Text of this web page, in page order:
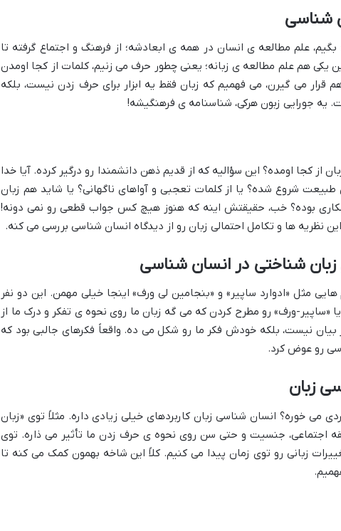
شناسی
علم مطالعه ی انسان در همه ی ابعادشه؛ از فرهنگ و اجتماع گرفته تا
یکی هم علم مطالعه ی زبانه؛ یعنی چطور حرف می زنیم، کلمات از کجا اومدن
قرار می گیرن، می فهمیم که زبان فقط یه ابزار برای حرف زدن نیست، بلکه
جورایی زبون هرکی، شناسنامه ی فرهنگیشه!
از کجا اومده؟ این سؤالیه که از قدیم ذهن دانشمندا رو درگیر کرده. آیا خدا
طبیعت شروع شده؟ یا از کلمات تعجبی و آواهای ناگهانی؟ یا شاید هم زبان
بوده؟ خب، حقیقتش اینه که هنوز هیچ کس جواب قطعی رو نمی دونه!
نظریه ها و تکامل احتمالی زبان رو از دیدگاه انسان شناسی بررسی می کنه.
زبان شناختی در انسان شناسی
مثل «ادوارد ساپیر» و «بنجامین لی ورف» اینجا خیلی مهمن. این دو نفر
«ساپیر-ورف» رو مطرح کردن که می گه زبان ما روی نحوه ی تفکر و درک ما از
بیان نیست، بلکه خودش فکر ما رو شکل می ده. واقعاً فکرهای جالبی بود که
رو عوض کرد.
زبان
خوره؟ انسان شناسی زبان کاربردهای خیلی زیادی داره. مثلاً توی «زبان
اجتماعی، جنسیت و حتی سن روی نحوه ی حرف زدن ما تأثیر می ذاره. توی
زبانی رو توی زمان پیدا می کنیم. کلاً این شاخه بهمون کمک می کنه تا